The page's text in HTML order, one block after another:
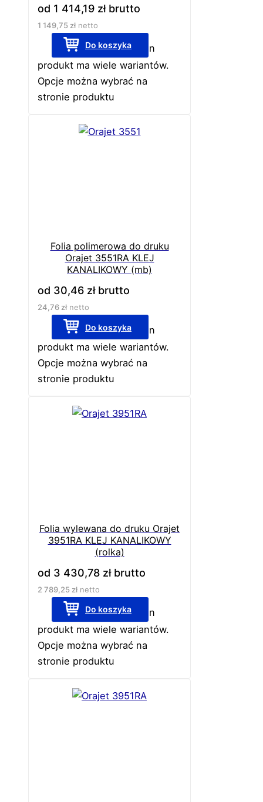
od 1 414,19 złbrutto
1 149,75 złnetto
Do koszyka
Ten
produkt ma wiele wariantów.
Opcje można wybrać na
stronie produktu
Folia polimerowa do druku
Orajet 3551RA KLEJ
KANALIKOWY (mb)
od 30,46 złbrutto
24,76 złnetto
Do koszyka
Ten
produkt ma wiele wariantów.
Opcje można wybrać na
stronie produktu
Folia wylewana do druku Orajet
3951RA KLEJ KANALIKOWY
(rolka)
od 3 430,78 złbrutto
2 789,25 złnetto
Do koszyka
Ten
produkt ma wiele wariantów.
Opcje można wybrać na
stronie produktu